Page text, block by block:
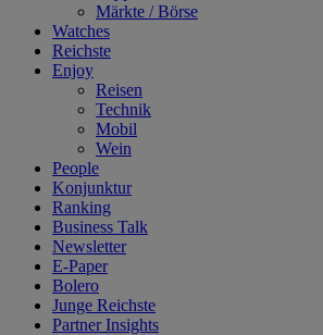
Märkte / Börse
Watches
Reichste
Enjoy
Reisen
Technik
Mobil
Wein
People
Konjunktur
Ranking
Business Talk
Newsletter
E-Paper
Bolero
Junge Reichste
Partner Insights